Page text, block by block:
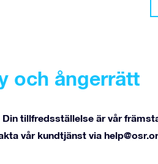
och ångerrätt
tillfredsställelse är vår
vår kundtjänst via